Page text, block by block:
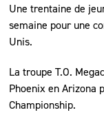
Une trentaine de
semaine pour une
Unis.
La troupe T.O.
Phoenix en Arizona
Championship.